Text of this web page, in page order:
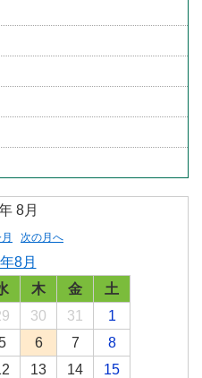
8月
次の月へ
8月
木 金
土
30 31
1
6 7
8
13 14
15